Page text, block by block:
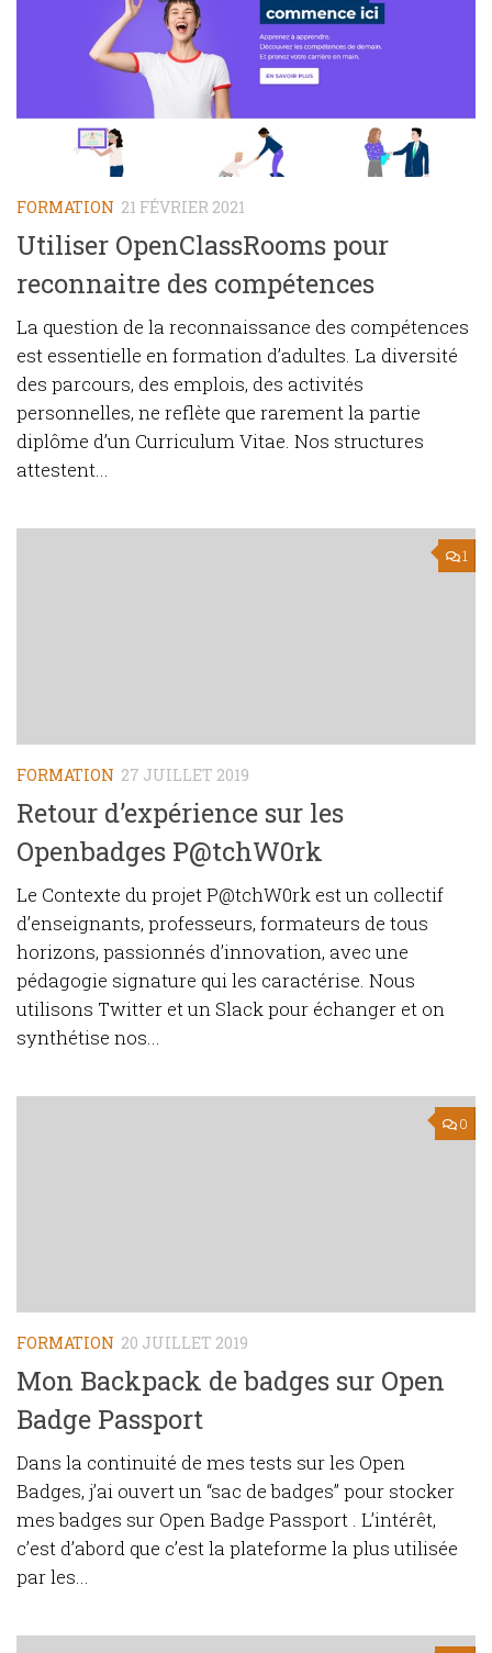
FORMATION 21 FÉVRIER 2021
Utiliser OpenClassRooms pour
reconnaitre des compétences
La question de la reconnaissance des compétences
est essentielle en formation d’adultes. La diversité
des parcours, des emplois, des activités
personnelles, ne reflète que rarement la partie
diplôme d’un Curriculum Vitae. Nos structures
attestent...
1
FORMATION 27 JUILLET 2019
Retour d’expérience sur les
Openbadges P@tchW0rk
Le Contexte du projet P@tchW0rk est un collectif
d’enseignants, professeurs, formateurs de tous
horizons, passionnés d’innovation, avec une
pédagogie signature qui les caractérise. Nous
utilisons Twitter et un Slack pour échanger et on
synthétise nos...
0
FORMATION 20 JUILLET 2019
Mon Backpack de badges sur Open
Badge Passport
Dans la continuité de mes tests sur les Open
Badges, j’ai ouvert un “sac de badges” pour stocker
mes badges sur Open Badge Passport . L’intérêt,
c’est d’abord que c’est la plateforme la plus utilisée
par les...